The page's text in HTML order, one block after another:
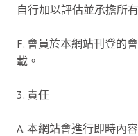
自行加以評估並承擔所
F. 會員於本網站刊登的
載。
3. 責任
A. 本網站會進行即時內